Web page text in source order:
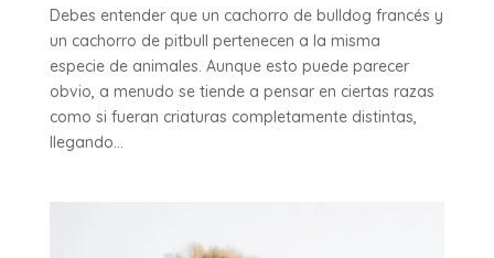
Debes entender que un cachorro de bulldog francés y
un cachorro de pitbull pertenecen a la misma
especie de animales. Aunque esto puede parecer
obvio, a menudo se tiende a pensar en ciertas razas
como si fueran criaturas completamente distintas,
llegando...